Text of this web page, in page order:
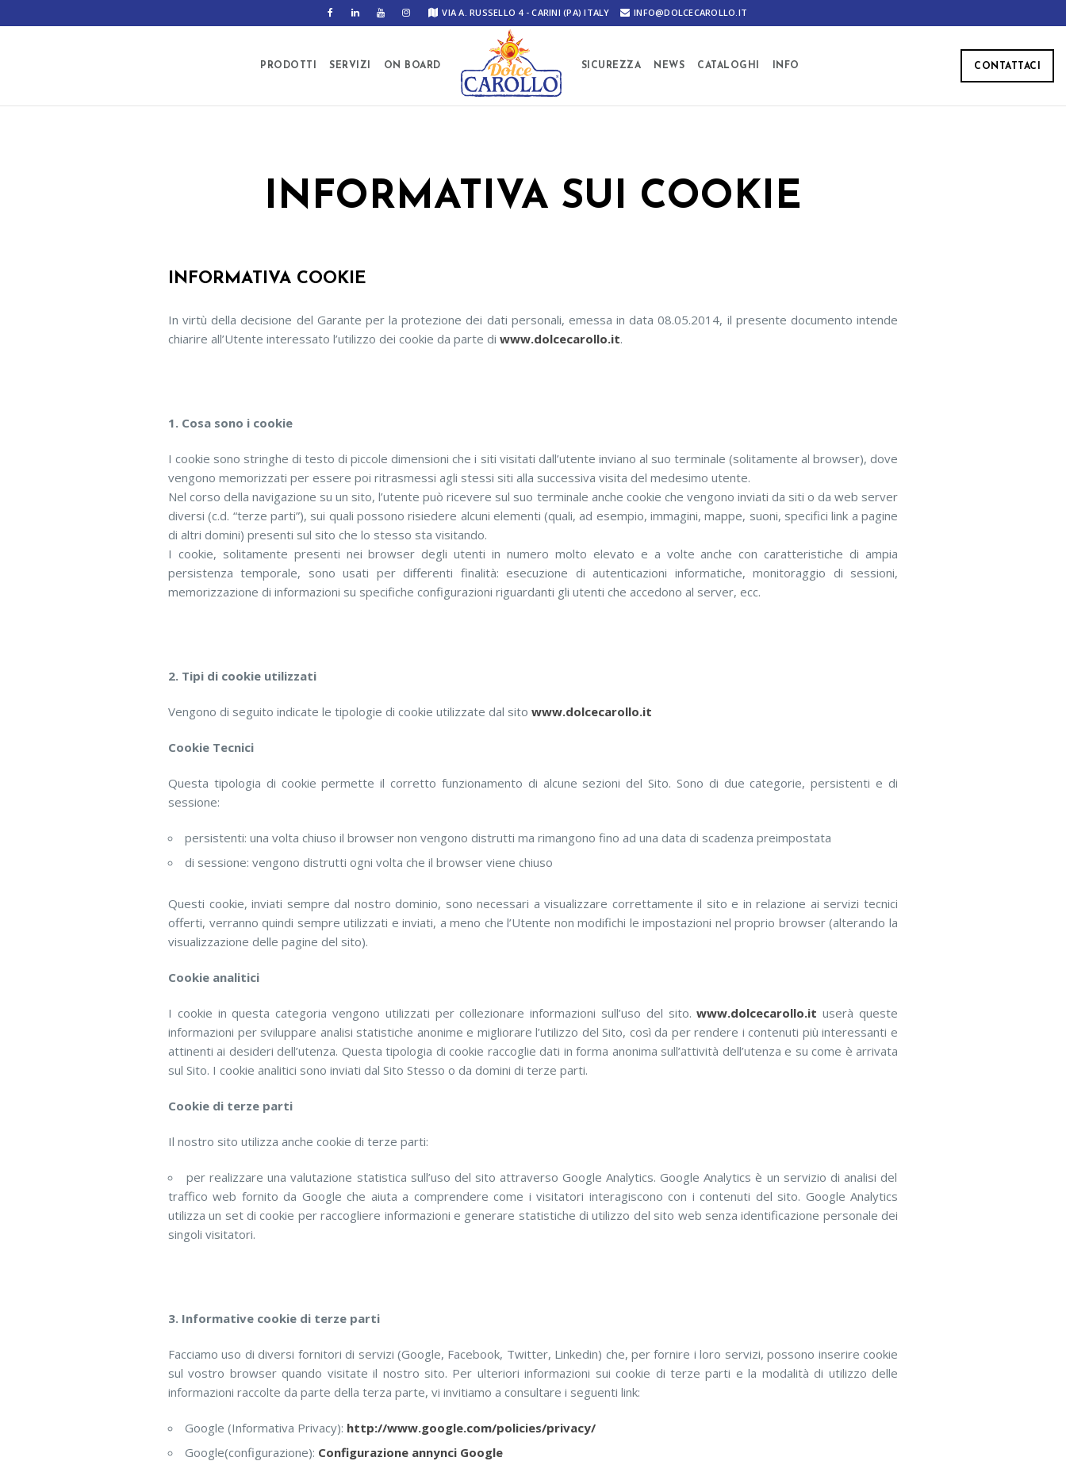
VIA A. RUSSELLO 4 - CARINI (PA) ITALY INFO@DOLCECAROLLO.IT
CONTATTACI
PRODOTTI SERVIZI ON BOARD SICUREZZA NEWS CATALOGHI INFO
INFORMATIVA SUI COOKIE
INFORMATIVA COOKIE
In virtù della decisione del Garante per la protezione dei dati personali, emessa in data 08.05.2014, il presente documento intende
chiarire all’Utente interessato l’utilizzo dei cookie da parte di www.dolcecarollo.it.
1. Cosa sono i cookie
I cookie sono stringhe di testo di piccole dimensioni che i siti visitati dall’utente inviano al suo terminale (solitamente al browser), dove
vengono memorizzati per essere poi ritrasmessi agli stessi siti alla successiva visita del medesimo utente.
Nel corso della navigazione su un sito, l’utente può ricevere sul suo terminale anche cookie che vengono inviati da siti o da web server
diversi (c.d. “terze parti”), sui quali possono risiedere alcuni elementi (quali, ad esempio, immagini, mappe, suoni, specifici link a pagine
di altri domini) presenti sul sito che lo stesso sta visitando.
I cookie, solitamente presenti nei browser degli utenti in numero molto elevato e a volte anche con caratteristiche di ampia
persistenza temporale, sono usati per differenti finalità: esecuzione di autenticazioni informatiche, monitoraggio di sessioni,
memorizzazione di informazioni su specifiche configurazioni riguardanti gli utenti che accedono al server, ecc.
2. Tipi di cookie utilizzati
Vengono di seguito indicate le tipologie di cookie utilizzate dal sito www.dolcecarollo.it
Cookie Tecnici
Questa tipologia di cookie permette il corretto funzionamento di alcune sezioni del Sito. Sono di due categorie, persistenti e di
sessione:
persistenti: una volta chiuso il browser non vengono distrutti ma rimangono fino ad una data di scadenza preimpostata
di sessione: vengono distrutti ogni volta che il browser viene chiuso
Questi cookie, inviati sempre dal nostro dominio, sono necessari a visualizzare correttamente il sito e in relazione ai servizi tecnici
offerti, verranno quindi sempre utilizzati e inviati, a meno che l’Utente non modifichi le impostazioni nel proprio browser (alterando la
visualizzazione delle pagine del sito).
Cookie analitici
I cookie in questa categoria vengono utilizzati per collezionare informazioni sull’uso del sito.www.dolcecarollo.it userà queste
informazioni per sviluppare analisi statistiche anonime e migliorare l’utilizzo del Sito, così da per rendere i contenuti più interessanti e
attinenti ai desideri dell’utenza. Questa tipologia di cookie raccoglie dati in forma anonima sull’attività dell’utenza e su come è arrivata
sul Sito. I cookie analitici sono inviati dal Sito Stesso o da domini di terze parti.
Cookie di terze parti
Il nostro sito utilizza anche cookie di terze parti:
per realizzare una valutazione statistica sull’uso del sito attraverso Google Analytics. Google Analytics è un servizio di analisi del
traffico web fornito da Google che aiuta a comprendere come i visitatori interagiscono con i contenuti del sito. Google Analytics
utilizza un set di cookie per raccogliere informazioni e generare statistiche di utilizzo del sito web senza identificazione personale dei
singoli visitatori.
3. Informative cookie di terze parti
Facciamo uso di diversi fornitori di servizi (Google, Facebook, Twitter, Linkedin) che, per fornire i loro servizi, possono inserire cookie
sul vostro browser quando visitate il nostro sito. Per ulteriori informazioni sui cookie di terze parti e la modalità di utilizzo delle
informazioni raccolte da parte della terza parte, vi invitiamo a consultare i seguenti link:
Google (Informativa Privacy): http://www.google.com/policies/privacy/
Google(configurazione): Configurazione annynci Google